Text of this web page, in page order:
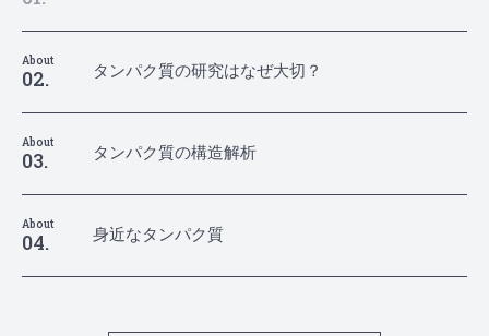
About
02. タンパク質の研究はなぜ大切？
About
03. タンパク質の構造解析
About
04. 身近なタンパク質